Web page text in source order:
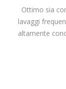
Ottimo sia
lavaggi
altamente